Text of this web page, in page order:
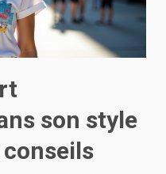
son style